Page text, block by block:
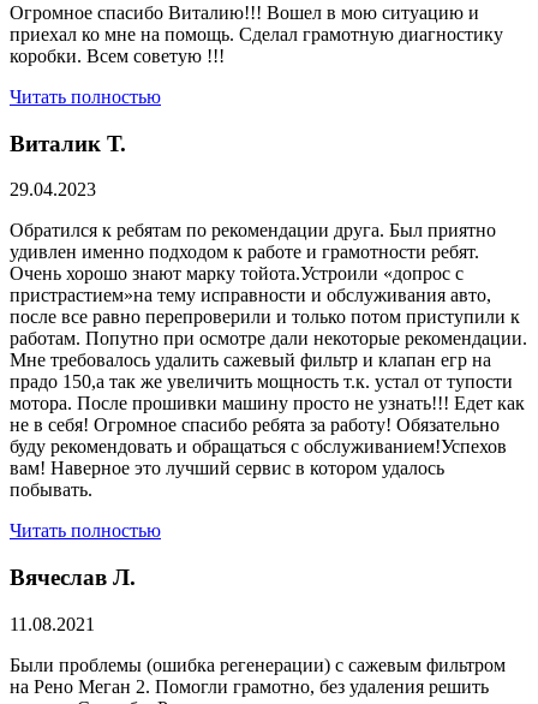
Огромное спасибо Виталию!!! Вошел в мою ситуацию и
приехал ко мне на помощь. Сделал грамотную диагностику
коробки. Всем советую !!!
Читать полностью
Виталик Т.
29.04.2023
Обратился к ребятам по рекомендации друга. Был приятно
удивлен именно подходом к работе и грамотности ребят.
Очень хорошо знают марку тойота.Устроили «допрос с
пристрастием»на тему исправности и обслуживания авто,
после все равно перепроверили и только потом приступили к
работам. Попутно при осмотре дали некоторые рекомендации.
Мне требовалось удалить сажевый фильтр и клапан егр на
прадо 150,а так же увеличить мощность т.к. устал от тупости
мотора. После прошивки машину просто не узнать!!! Едет как
не в себя! Огромное спасибо ребята за работу! Обязательно
буду рекомендовать и обращаться с обслуживанием!Успехов
вам! Наверное это лучший сервис в котором удалось
побывать.
Читать полностью
Вячеслав Л.
11.08.2021
Были проблемы (ошибка регенерации) с сажевым фильтром
на Рено Меган 2. Помогли грамотно, без удаления решить